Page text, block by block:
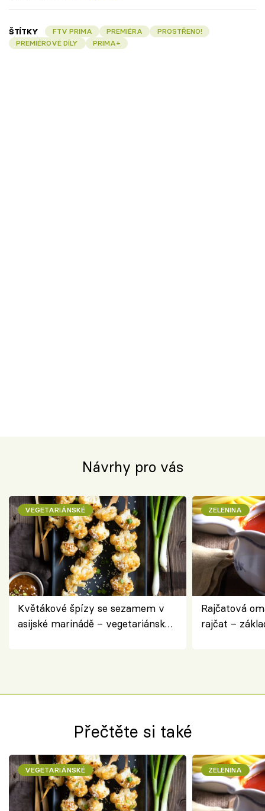
ŠTÍTKY FTV PRIMA PREMIÉRA
PROSTŘENO!
PREMIÉROVÉ DÍLY
PRIMA+
Návrhy pro vás
VEGETARIÁNSKÉ
Květákové špízy se sezamem v
asijské marinádě – vegetariánská
ZELENINA
Rajčatová
rajčat –
Přečtěte si také
VEGETARIÁNSKÉ ZELENINA